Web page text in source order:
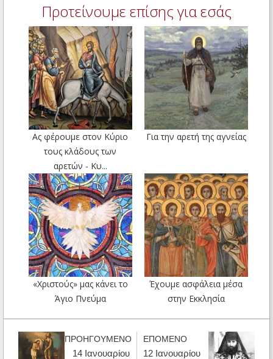
Προτείνουμε επίσης για εσάς
Ας φέρουμε στον Κύριο
τους κλάδους των
αρετών - Κυ...
Για την αρετή της αγνείας
«Χριστούς» μας κάνει το
Άγιο Πνεύμα
Έχουμε ασφάλεια μέσα
στην Εκκλησία
ΠΡΟΗΓΟΥΜΕΝΟ
14 Ιανουαρίου
ΕΠΟΜΕΝΟ
12 Ιανουαρίου